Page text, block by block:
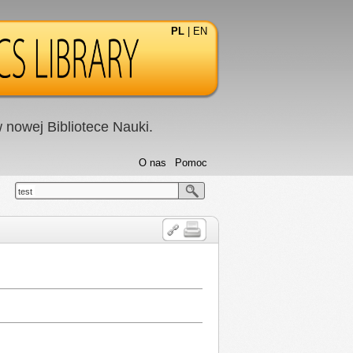
PL EN
nowej Bibliotece Nauki.
Pomoc
O nas
test